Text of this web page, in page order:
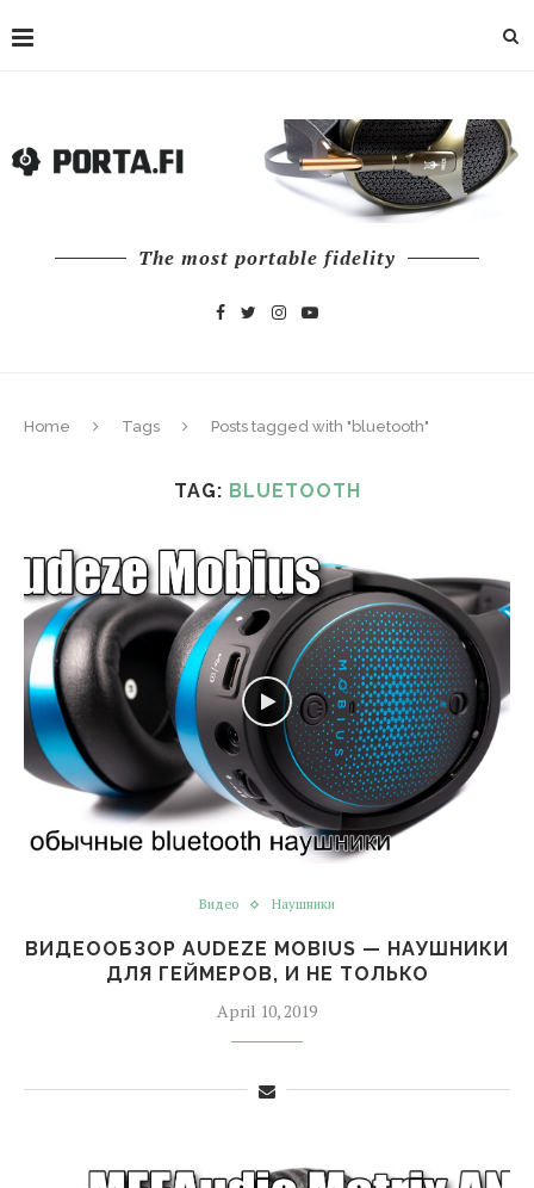
The most portable fidelity
Home Tags Posts tagged with "bluetooth"
TAG: BLUETOOTH
Видео Наушники
ВИДЕООБЗОР AUDEZE MOBIUS — НАУШНИКИ
ДЛЯ ГЕЙМЕРОВ, И НЕ ТОЛЬКО
April 10, 2019